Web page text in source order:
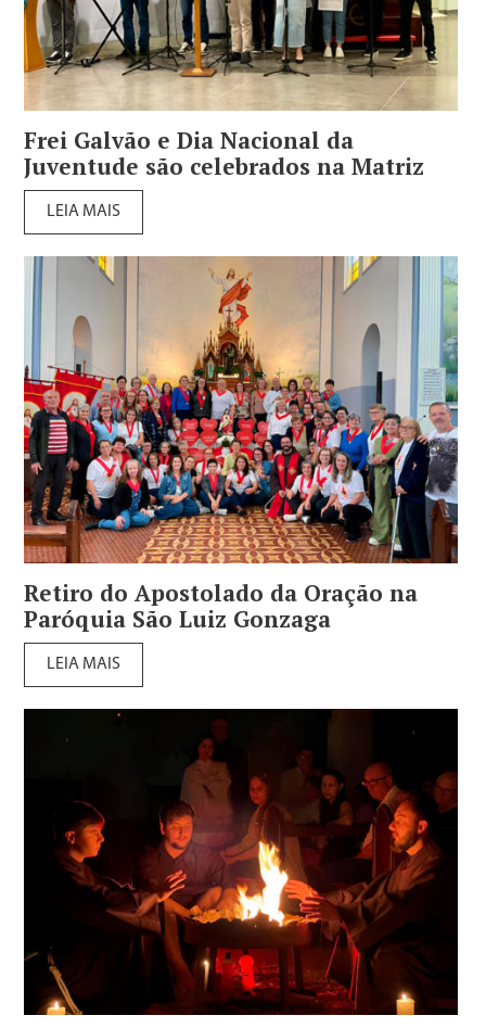
Frei Galvão e Dia Nacional da
Juventude são celebrados na Matriz
LEIA MAIS
Retiro do Apostolado da Oração na
Paróquia São Luiz Gonzaga
LEIA MAIS